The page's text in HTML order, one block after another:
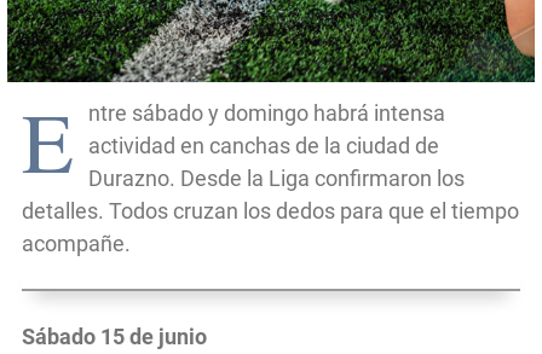
E
ntre sábado y domingo habrá intensa
actividad en canchas de la ciudad de
Durazno. Desde la Liga confirmaron los
detalles. Todos cruzan los dedos para que el tiempo
acompañe.
Sábado 15 de junio